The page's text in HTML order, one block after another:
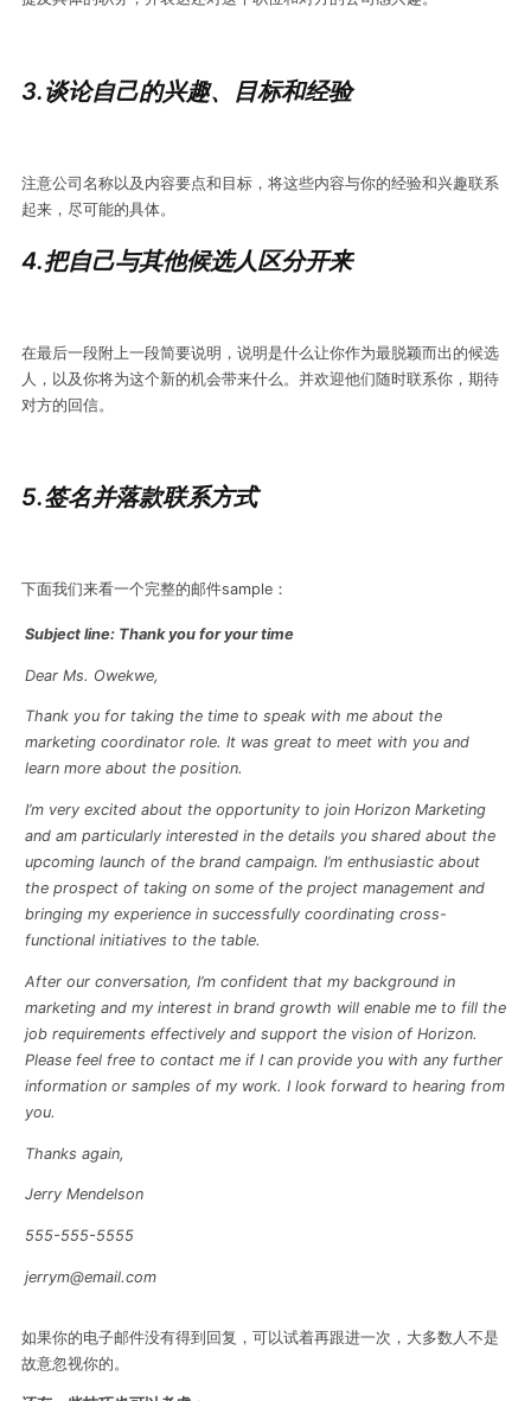
3.谈论自己的兴趣、目标和经验
注意公司名称以及内容要点和目标，将这些内容与你的经验和兴趣联系
起来，尽可能的具体。
4.把自己与其他候选人区分开来
在最后一段附上一段简要说明，说明是什么让你作为最脱颖而出的候选
人，以及你将为这个新的机会带来什么。并欢迎他们随时联系你，期待
对方的回信。
5.签名并落款联系方式
下面我们来看一个完整的邮件sample：
Subject line: Thank you for your time
Dear Ms. Owekwe,
Thank you for taking the time to speak with me about the
marketing coordinator role. It was great to meet with you and
learn more about the position.
I’m very excited about the opportunity to join Horizon Marketing
and am particularly interested in the details you shared about the
upcoming launch of the brand campaign. I’m enthusiastic about
the prospect of taking on some of the project management and
bringing my experience in successfully coordinating cross-
functional initiatives to the table.
After our conversation, I’m confident that my background in
marketing and my interest in brand growth will enable me to fill the
job requirements effectively and support the vision of Horizon.
Please feel free to contact me if I can provide you with any further
information or samples of my work. I look forward to hearing from
you.
Thanks again,
Jerry Mendelson
555-555-5555
jerrym@email.com
如果你的电子邮件没有得到回复，可以试着再跟进一次，大多数人不是
故意忽视你的。